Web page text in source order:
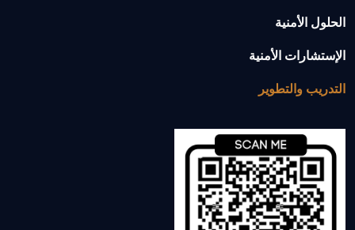
الحلول الأمنية
الإستشارات الأمنية
التدريب والتطوير